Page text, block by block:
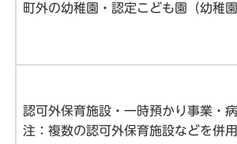
町外の幼稚園・認定こども園（幼稚
認可外保育施設・一時預かり事業・
注：複数の認可外保育施設などを併